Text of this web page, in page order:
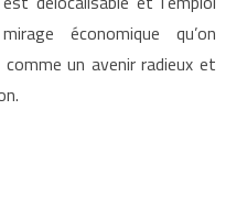
économique qu’on
un avenir radieux et